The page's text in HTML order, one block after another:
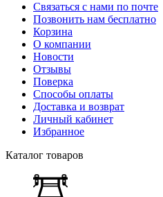
Связаться с нами по почте
Позвонить нам бесплатно
Корзина
О компании
Новости
Отзывы
Поверка
Способы оплаты
Доставка и возврат
Личный кабинет
Избранное
Каталог товаров